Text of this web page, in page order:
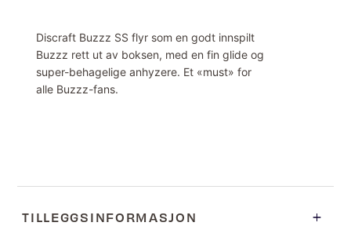
Discraft Buzzz SS flyr som en godt innspilt
Buzzz rett ut av boksen, med en fin glide og
super-behagelige anhyzere. Et «must» for
alle Buzzz-fans.
TILLEGGSINFORMASJON